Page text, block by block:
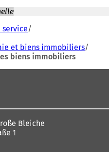
et biens immobiliers
biens immobiliers
Bleiche
1